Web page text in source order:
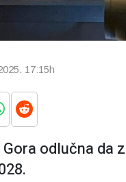
17:15h
odlučna da